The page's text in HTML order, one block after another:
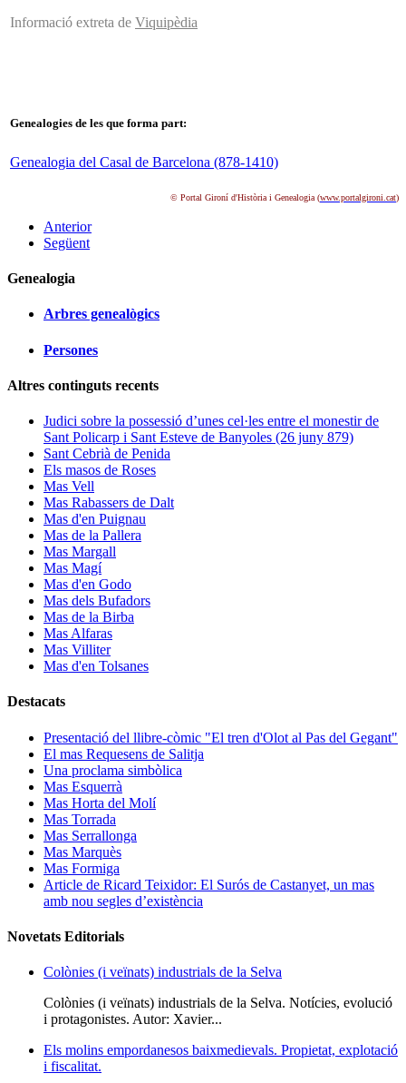
Informació extreta de Viquipèdia
Genealogies de les que forma part:
Genealogia del Casal de Barcelona (878-1410)
© Portal Gironí d'Història i Genealogia (www.portalgironi.cat)
Anterior
Següent
Genealogia
Arbres genealògics
Persones
Altres continguts recents
Judici sobre la possessió d’unes cel·les entre el monestir de
Sant Policarp i Sant Esteve de Banyoles (26 juny 879)
Sant Cebrià de Penida
Els masos de Roses
Mas Vell
Mas Rabassers de Dalt
Mas d'en Puignau
Mas de la Pallera
Mas Margall
Mas Magí
Mas d'en Godo
Mas dels Bufadors
Mas de la Birba
Mas Alfaras
Mas Villiter
Mas d'en Tolsanes
Destacats
Presentació del llibre-còmic "El tren d'Olot al Pas del Gegant"
El mas Requesens de Salitja
Una proclama simbòlica
Mas Esquerrà
Mas Horta del Molí
Mas Torrada
Mas Serrallonga
Mas Marquès
Mas Formiga
Article de Ricard Teixidor: El Surós de Castanyet, un mas
amb nou segles d’existència
Novetats Editorials
Colònies (i veïnats) industrials de la Selva
Colònies (i veïnats) industrials de la Selva. Notícies, evolució
i protagonistes. Autor: Xavier...
Els molins empordanesos baixmedievals. Propietat, explotació
i fiscalitat.